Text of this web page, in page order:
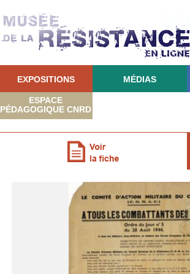
EXPOSITIONS MÉDIAS
ESPACE
PÉDAGOGIQUE CNRD